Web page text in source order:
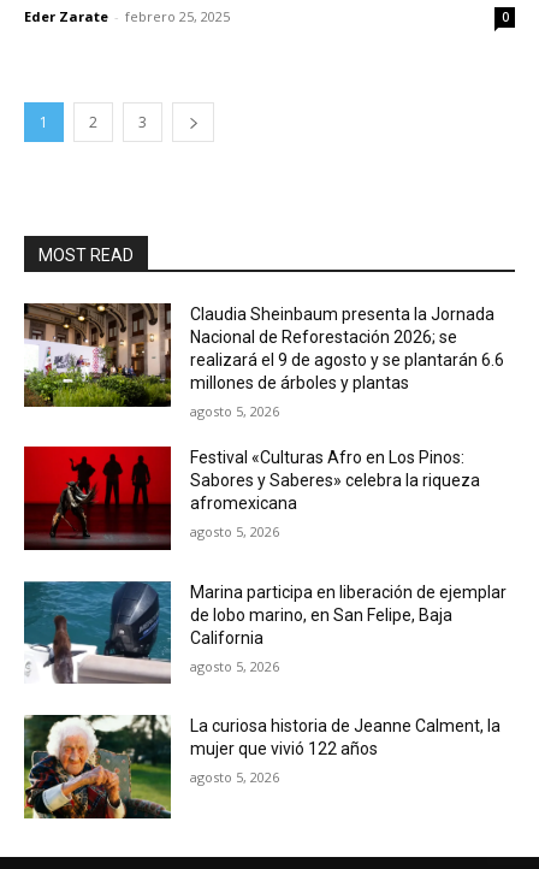
Eder Zarate - febrero 25, 2025 0
1 2 3
MOST READ
Claudia Sheinbaum presenta la Jornada
Nacional de Reforestación 2026; se
realizará el 9 de agosto y se plantarán 6.6
millones de árboles y plantas
agosto 5, 2026
Festival «Culturas Afro en Los Pinos:
Sabores y Saberes» celebra la riqueza
afromexicana
agosto 5, 2026
Marina participa en liberación de ejemplar
de lobo marino, en San Felipe, Baja
California
agosto 5, 2026
La curiosa historia de Jeanne Calment, la
mujer que vivió 122 años
agosto 5, 2026